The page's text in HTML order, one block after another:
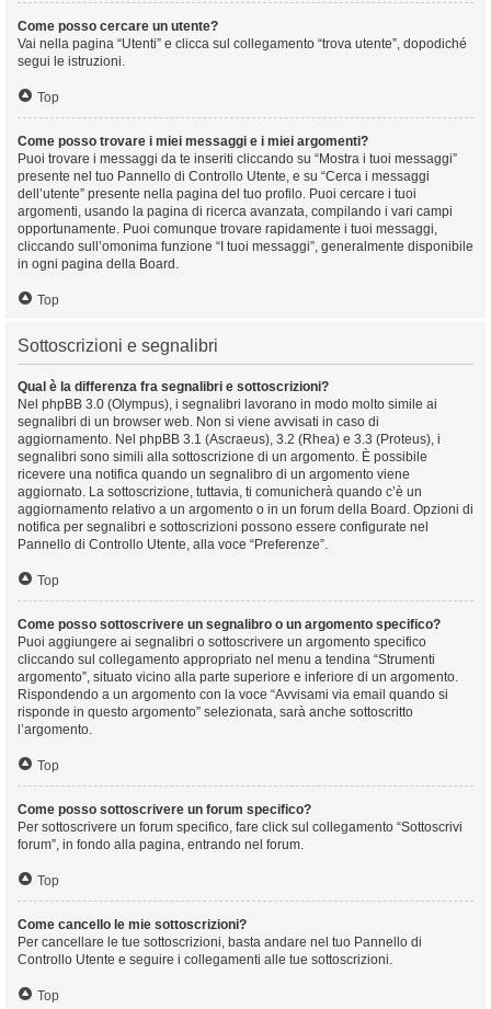
Come posso cercare un utente?
Vai nella pagina “Utenti” e clicca sul collegamento “trova utente”, dopodiché
segui le istruzioni.
Top
Come posso trovare i miei messaggi e i miei argomenti?
Puoi trovare i messaggi da te inseriti cliccando su “Mostra i tuoi messaggi”
presente nel tuo Pannello di Controllo Utente, e su “Cerca i messaggi
dell’utente” presente nella pagina del tuo profilo. Puoi cercare i tuoi
argomenti, usando la pagina di ricerca avanzata, compilando i vari campi
opportunamente. Puoi comunque trovare rapidamente i tuoi messaggi,
cliccando sull’omonima funzione “I tuoi messaggi”, generalmente disponibile
in ogni pagina della Board.
Top
Sottoscrizioni e segnalibri
Qual è la differenza fra segnalibri e sottoscrizioni?
Nel phpBB 3.0 (Olympus), i segnalibri lavorano in modo molto simile ai
segnalibri di un browser web. Non si viene avvisati in caso di
aggiornamento. Nel phpBB 3.1 (Ascraeus), 3.2 (Rhea) e 3.3 (Proteus), i
segnalibri sono simili alla sottoscrizione di un argomento. È possibile
ricevere una notifica quando un segnalibro di un argomento viene
aggiornato. La sottoscrizione, tuttavia, ti comunicherà quando c’è un
aggiornamento relativo a un argomento o in un forum della Board. Opzioni di
notifica per segnalibri e sottoscrizioni possono essere configurate nel
Pannello di Controllo Utente, alla voce “Preferenze”.
Top
Come posso sottoscrivere un segnalibro o un argomento specifico?
Puoi aggiungere ai segnalibri o sottoscrivere un argomento specifico
cliccando sul collegamento appropriato nel menu a tendina “Strumenti
argomento”, situato vicino alla parte superiore e inferiore di un argomento.
Rispondendo a un argomento con la voce “Avvisami via email quando si
risponde in questo argomento” selezionata, sarà anche sottoscritto
l’argomento.
Top
Come posso sottoscrivere un forum specifico?
Per sottoscrivere un forum specifico, fare click sul collegamento “Sottoscrivi
forum”, in fondo alla pagina, entrando nel forum.
Top
Come cancello le mie sottoscrizioni?
Per cancellare le tue sottoscrizioni, basta andare nel tuo Pannello di
Controllo Utente e seguire i collegamenti alle tue sottoscrizioni.
Top